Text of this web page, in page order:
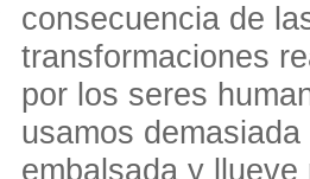
consecuencia de
transformaciones
por los seres
usamos demasiada
embalsada y llueve